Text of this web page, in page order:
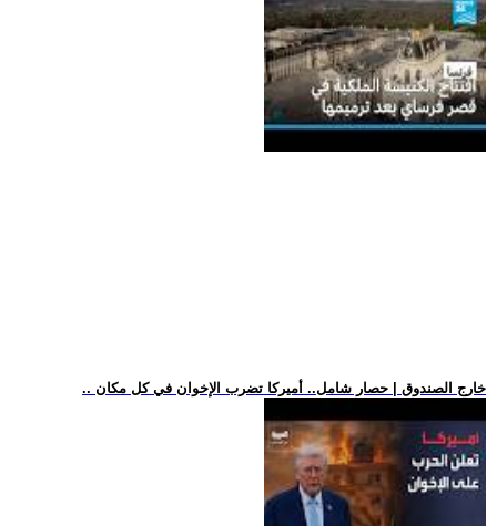
.. خارج الصندوق | حصار شامل.. أميركا تضرب الإخوان في كل مكان